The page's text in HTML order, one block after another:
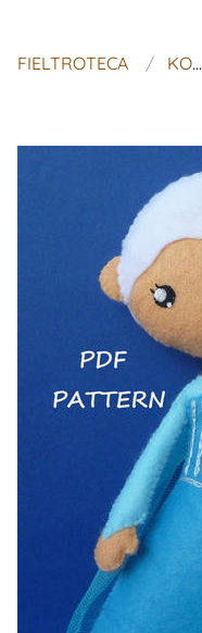
FIELTROTECA KOSUCAS